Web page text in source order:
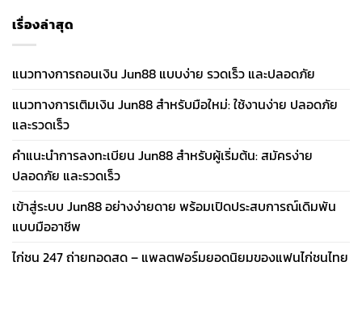
เรื่องล่าสุด
แนวทางการถอนเงิน Jun88 แบบง่าย รวดเร็ว และปลอดภัย
แนวทางการเติมเงิน Jun88 สำหรับมือใหม่: ใช้งานง่าย ปลอดภัย
และรวดเร็ว
คำแนะนำการลงทะเบียน Jun88 สำหรับผู้เริ่มต้น: สมัครง่าย
ปลอดภัย และรวดเร็ว
เข้าสู่ระบบ Jun88 อย่างง่ายดาย พร้อมเปิดประสบการณ์เดิมพัน
แบบมืออาชีพ
ไก่ชน 247 ถ่ายทอดสด – แพลตฟอร์มยอดนิยมของแฟนไก่ชนไทย